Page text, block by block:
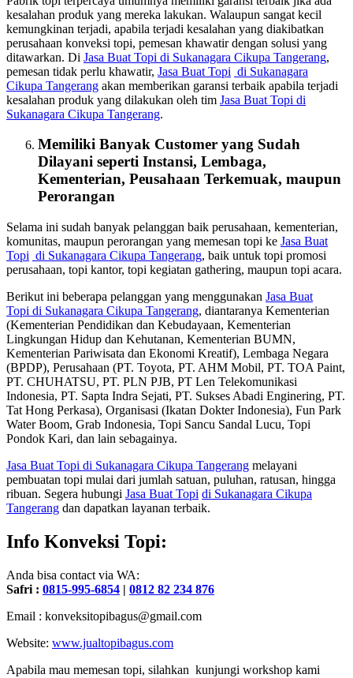
kesalahan produk yang mereka lakukan. Walaupun sangat kecil
kemungkinan terjadi, apabila terjadi kesalahan yang diakibatkan
perusahaan konveksi topi, pemesan khawatir dengan solusi yang
ditawarkan. Di Jasa Buat Topi di Sukanagara Cikupa Tangerang,
pemesan tidak perlu khawatir, Jasa Buat Topi di Sukanagara
Cikupa Tangerang akan memberikan garansi terbaik apabila terjadi
kesalahan produk yang dilakukan oleh tim Jasa Buat Topi di
Sukanagara Cikupa Tangerang.
Memiliki Banyak Customer yang Sudah
Dilayani seperti Instansi, Lembaga,
Kementerian, Peusahaan Terkemuak, maupun
Perorangan
Selama ini sudah banyak pelanggan baik perusahaan, kementerian,
komunitas, maupun perorangan yang memesan topi ke Jasa Buat
Topi di Sukanagara Cikupa Tangerang, baik untuk topi promosi
perusahaan, topi kantor, topi kegiatan gathering, maupun topi acara.
Berikut ini beberapa pelanggan yang menggunakan Jasa Buat
Topi di Sukanagara Cikupa Tangerang, diantaranya Kementerian
(Kementerian Pendidikan dan Kebudayaan, Kementerian
Lingkungan Hidup dan Kehutanan, Kementerian BUMN,
Kementerian Pariwisata dan Ekonomi Kreatif), Lembaga Negara
(BPDP), Perusahaan (PT. Toyota, PT. AHM Mobil, PT. TOA Paint,
PT. CHUHATSU, PT. PLN PJB, PT Len Telekomunikasi
Indonesia, PT. Sapta Indra Sejati, PT. Sukses Abadi Enginering, PT.
Tat Hong Perkasa), Organisasi (Ikatan Dokter Indonesia), Fun Park
Water Boom, Grab Indonesia, Topi Sancu Sandal Lucu, Topi
Pondok Kari, dan lain sebagainya.
Jasa Buat Topi di Sukanagara Cikupa Tangerang melayani
pembuatan topi mulai dari jumlah satuan, puluhan, ratusan, hingga
ribuan. Segera hubungi Jasa Buat Topi di Sukanagara Cikupa
Tangerang dan dapatkan layanan terbaik.
Info Konveksi Topi:
Anda bisa contact via WA:
Safri : 0815-995-6854 | 0812 82 234 876
Email : konveksitopibagus@gmail.com
Website: www.jualtopibagus.com
Apabila mau memesan topi, silahkan kunjungi workshop kami